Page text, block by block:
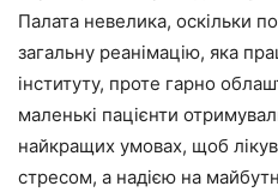
Палата невелика, оскільки
загальну реанімацію, яка
інституту, проте гарно
маленькі пацієнти
найкращих умовах, щоб
стресом, а надією на